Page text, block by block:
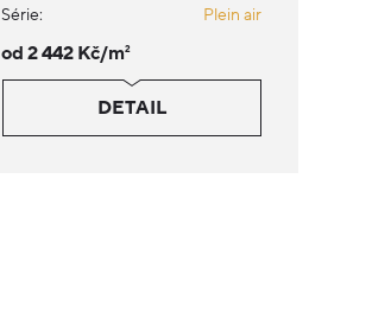
Série: Plein air
od 2 442 Kč/m2
DETAIL